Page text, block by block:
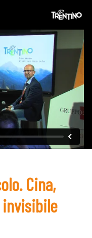
Cina, Stati
Cina,
invisibile